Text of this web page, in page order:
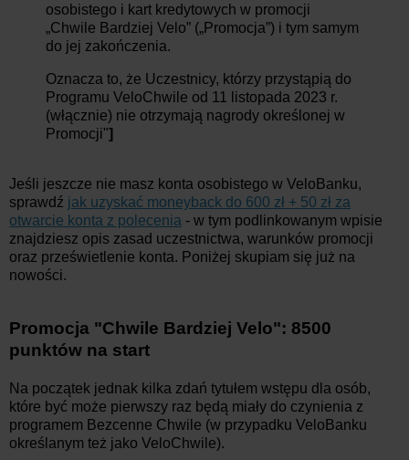
osobistego i kart kredytowych w promocji
„Chwile Bardziej Velo” („Promocja”) i tym samym
do jej zakończenia.
Oznacza to, że Uczestnicy, którzy przystąpią do
Programu VeloChwile od 11 listopada 2023 r.
(włącznie) nie otrzymają nagrody określonej w
Promocji"]
Jeśli jeszcze nie masz konta osobistego w VeloBanku,
sprawdź jak uzyskać moneyback do 600 zł + 50 zł za
otwarcie konta z polecenia - w tym podlinkowanym wpisie
znajdziesz opis zasad uczestnictwa, warunków promocji
oraz prześwietlenie konta. Poniżej skupiam się już na
nowości.
Promocja "Chwile Bardziej Velo": 8500
punktów na start
Na początek jednak kilka zdań tytułem wstępu dla osób,
które być może pierwszy raz będą miały do czynienia z
programem Bezcenne Chwile (w przypadku VeloBanku
określanym też jako VeloChwile).